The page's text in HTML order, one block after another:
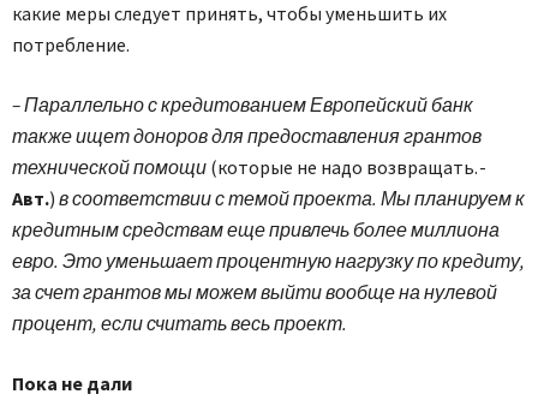
какие меры следует принять, чтобы уменьшить их
потребление.
– Параллельно с кредитованием Европейский банк
также ищет доноров для предоставления грантов
технической помощи (которые не надо возвращать. -
Авт.) в соответствии с темой проекта. Мы планируем к
кредитным средствам еще привлечь более миллиона
евро. Это уменьшает процентную нагрузку по кредиту,
за счет грантов мы можем выйти вообще на нулевой
процент, если считать весь проект.
Пока не дали